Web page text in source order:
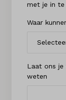
met je in te
Waar
Laat ons je
weten